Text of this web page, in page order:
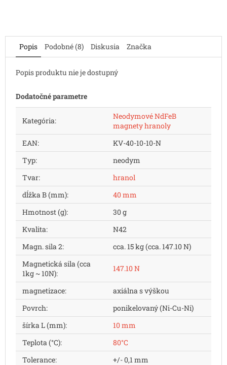
Popis Podobné (8) Diskusia Značka
Popis produktu nie je dostupný
Dodatočné parametre
Kategória:
Neodymové NdFeB
magnety hranoly
EAN:
KV-40-10-10-N
Typ:
neodym
Tvar:
hranol
dĺžka B (mm):
40 mm
Hmotnost (g):
30 g
Kvalita:
N42
Magn. sila 2:
cca. 15 kg (cca. 147.10 N)
Magnetická sila (cca
1kg ~ 10N):
147.10 N
magnetizace:
axiálna s výškou
Povrch:
ponikelovaný (Ni-Cu-Ni)
šírka L (mm):
10 mm
Teplota (°C):
80°C
Tolerance:
+/- 0,1 mm